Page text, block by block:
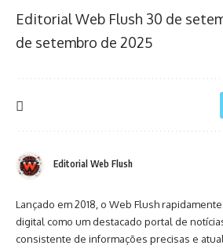
Editorial Web Flush 30 de
de setembro de 2025
Editorial Web Flush
Lançado em 2018, o Web Flush
digital como um destacado portal de
consistente de informações precisas e